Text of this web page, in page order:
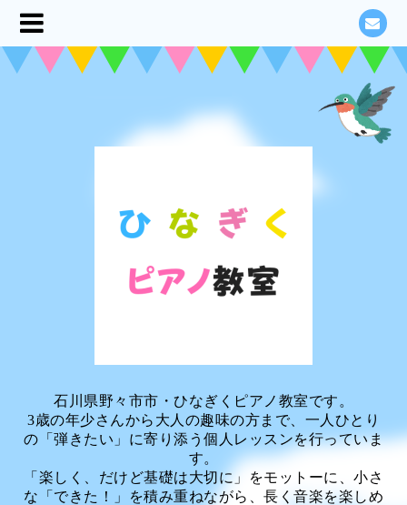
石川県野々市市・ひなぎくピアノ教室です。
3歳の年少さんから大人の趣味の方まで、一人ひとり
の「弾きたい」に寄り添う個人レッスンを行っていま
す。
「楽しく、だけど基礎は大切に」をモットーに、小さ
な「できた！」を積み重ねながら、長く音楽を楽しめ